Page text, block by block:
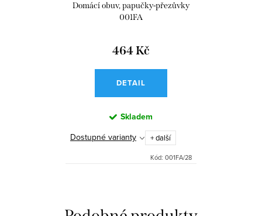
Domácí obuv, papučky-přezůvky
001FA
464 Kč
DETAIL
Skladem
Dostupné varianty + další
Kód: 001FA/28